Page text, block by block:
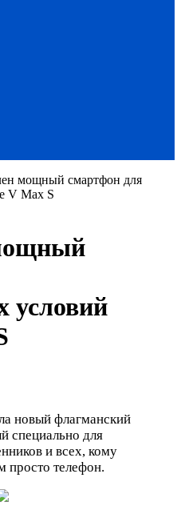
мощный смартфон для
V Max S
условий
новый флагманский
специально для
и всех, кому
просто телефон.